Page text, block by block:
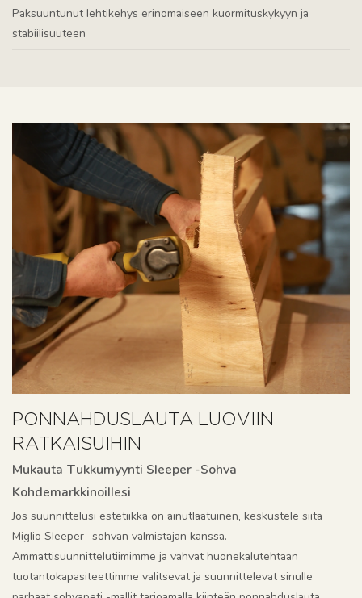
Paksuuntunut lehtikehys erinomaiseen kuormituskykyyn ja
stabiilisuuteen
PONNAHDUSLAUTA LUOVIIN
RATKAISUIHIN
Mukauta Tukkumyynti Sleeper -sohva
Kohdemarkkinoillesi
Jos suunnittelusi estetiikka on ainutlaatuinen, keskustele siitä
Miglio Sleeper -sohvan valmistajan kanssa.
Ammattisuunnittelutiimimme ja vahvat huonekalutehtaan
tuotantokapasiteettimme valitsevat ja suunnittelevat sinulle